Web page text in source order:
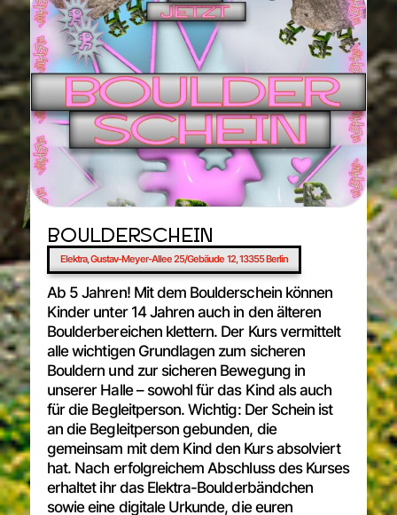
BOULDERSCHEIN
Elektra, Gustav-Meyer-Allee 25/Gebäude 12, 13355 Berlin
Ab 5 Jahren! Mit dem Boulderschein können
Kinder unter 14 Jahren auch in den älteren
Boulderbereichen klettern. Der Kurs vermittelt
alle wichtigen Grundlagen zum sicheren
Bouldern und zur sicheren Bewegung in
unserer Halle – sowohl für das Kind als auch
für die Begleitperson. Wichtig: Der Schein ist
an die Begleitperson gebunden, die
gemeinsam mit dem Kind den Kurs absolviert
hat. Nach erfolgreichem Abschluss des Kurses
erhaltet ihr das Elektra-Boulderbändchen
sowie eine digitale Urkunde, die euren